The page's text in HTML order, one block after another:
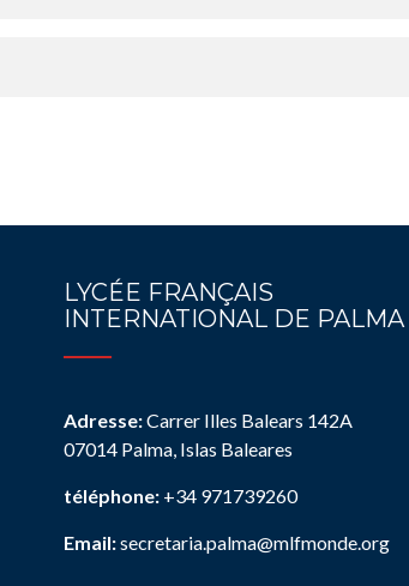
LYCÉE FRANÇAIS
INTERNATIONAL DE PALMA
Adresse:Carrer Illes Balears 142A
07014 Palma, Islas Baleares
téléphone: +34 971739260
Email:secretaria.palma@mlfmonde.org